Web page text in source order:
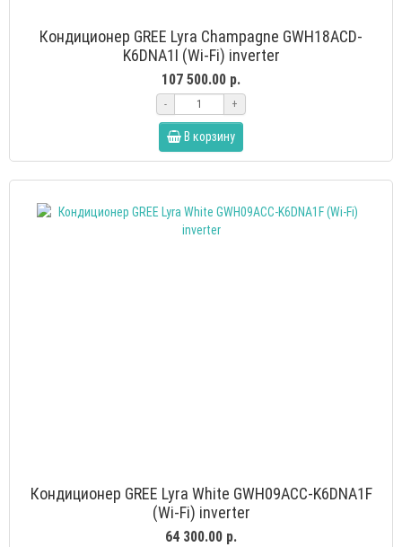
Кондиционер GREE Lyra Champagne GWH18ACD-
K6DNA1I (Wi-Fi) inverter
107 500.00 р.
- +
В корзину
Кондиционер GREE Lyra White GWH09ACC-K6DNA1F
(Wi-Fi) inverter
64 300.00 р.